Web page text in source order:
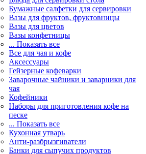
Бумажные салфетки для сервировки
Вазы для фруктов, фруктовницы
Вазы для цветов
Вазы конфетницы
... Показать все
Все для чая и кофе
Аксессуары
Гейзерные кофеварки
Заварочные чайники и заварники для
чая
Кофейники
Наборы для приготовления кофе на
песке
... Показать все
Кухонная утварь
Анти-разбрызгиватели
Банки для сыпучих продуктов